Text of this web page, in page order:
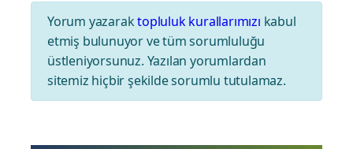
Yorum yazaraktopluluk kurallarımızı kabul
etmiş bulunuyor ve tüm sorumluluğu
üstleniyorsunuz. Yazılan yorumlardan
sitemiz hiçbir şekilde sorumlu tutulamaz.